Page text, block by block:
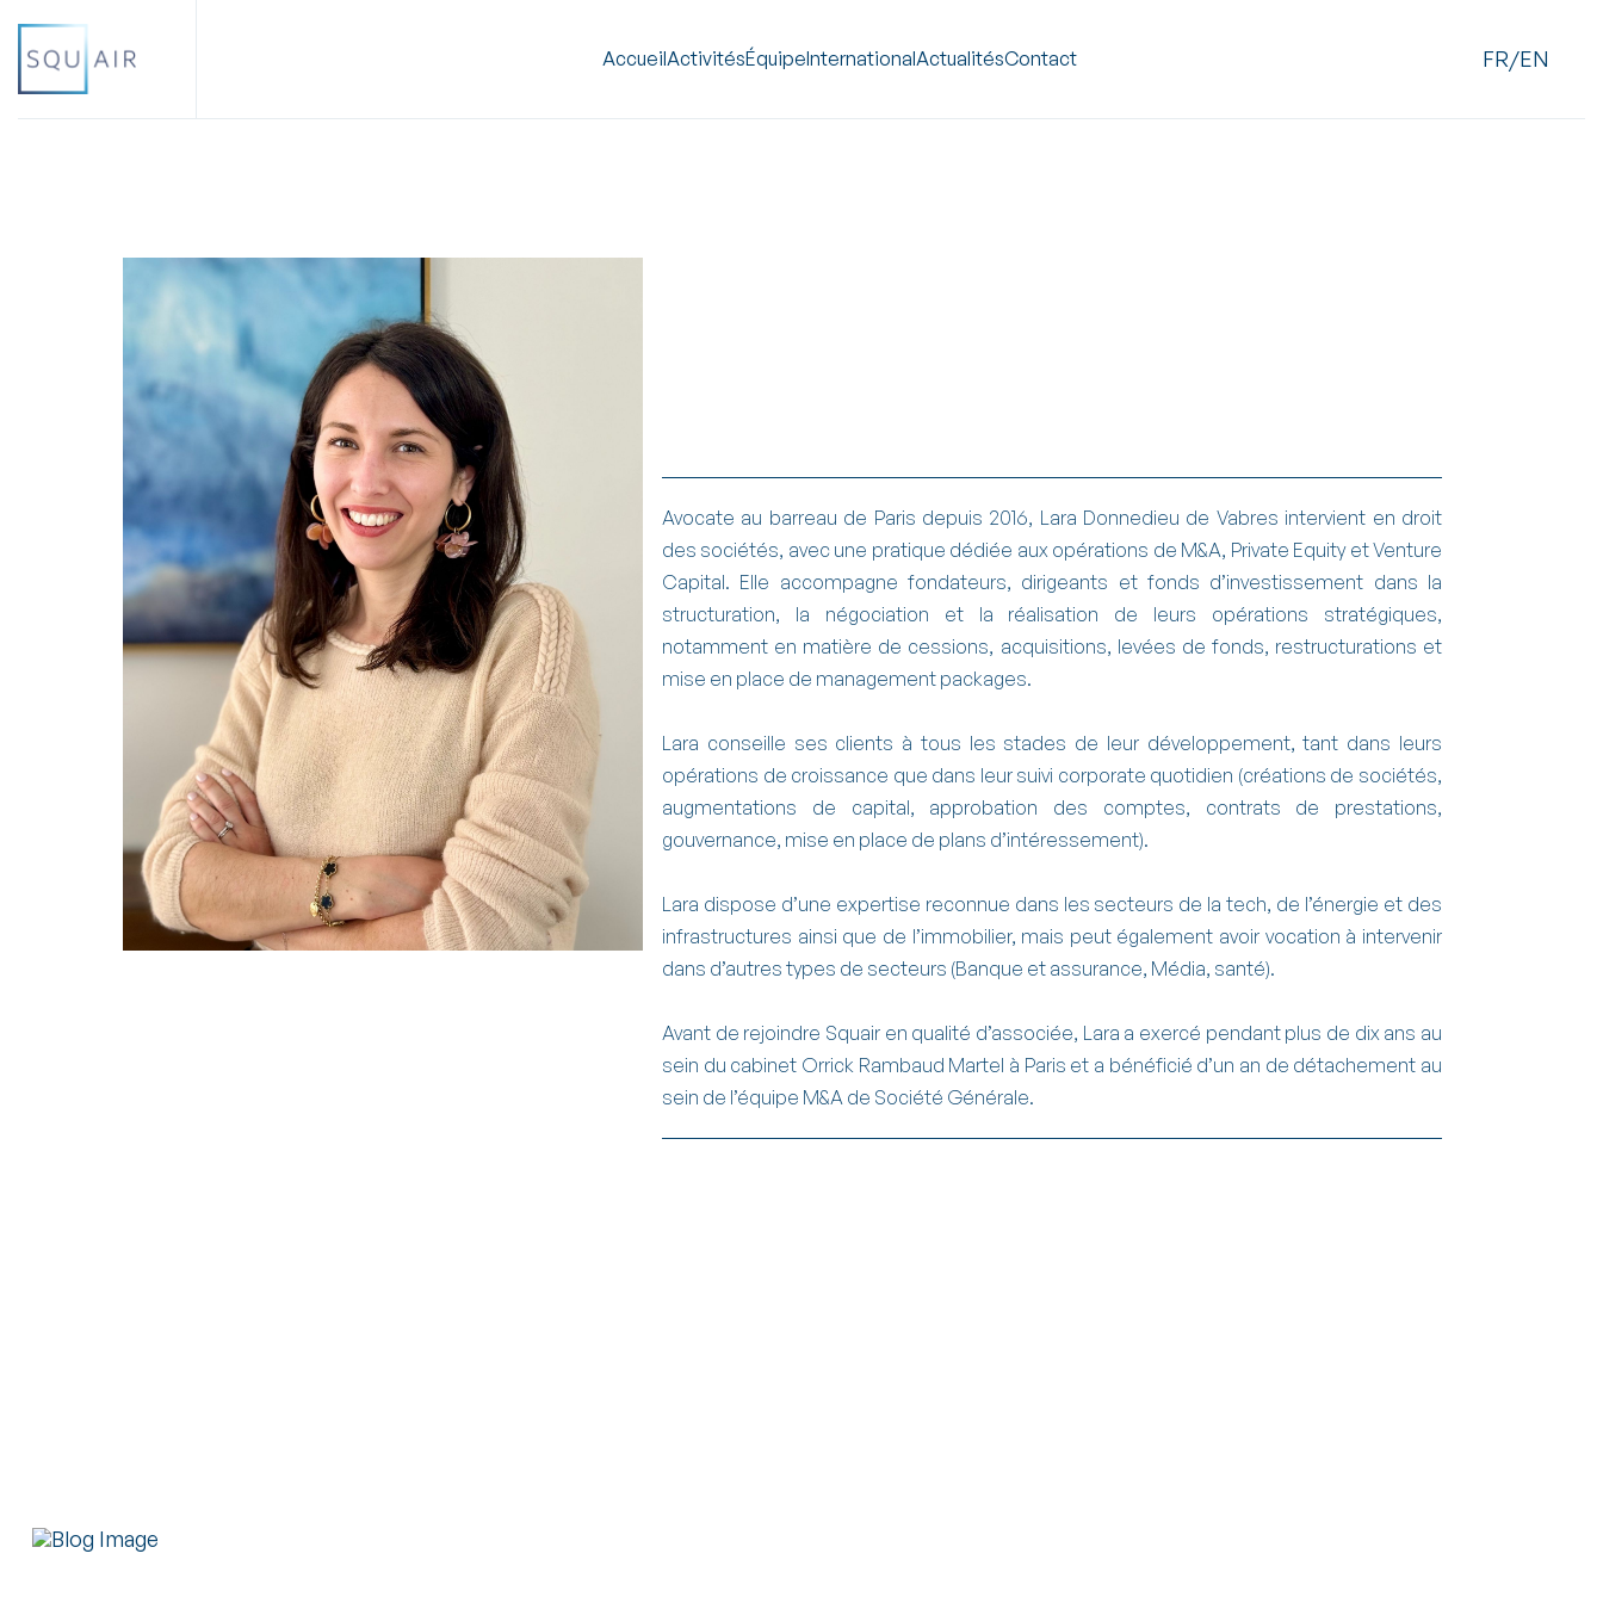
AccueilActivitésÉquipeInternationalActualitésContact FR/EN
Avocate au barreau de Paris depuis 2016, Lara Donnedieu de Vabres intervient en droit
des sociétés, avec une pratique dédiée aux opérations de M&A, Private Equity et Venture
Capital. Elle accompagne fondateurs, dirigeants et fonds d’investissement dans la
structuration, la négociation et la réalisation de leurs opérations stratégiques,
notamment en matière de cessions, acquisitions, levées de fonds, restructurations et
mise en place de management packages.
Lara conseille ses clients à tous les stades de leur développement, tant dans leurs
opérations de croissance que dans leur suivi corporate quotidien (créations de sociétés,
augmentations de capital, approbation des comptes, contrats de prestations,
gouvernance, mise en place de plans d’intéressement).
Lara dispose d’une expertise reconnue dans les secteurs de la tech, de l’énergie et des
infrastructures ainsi que de l’immobilier, mais peut également avoir vocation à intervenir
dans d’autres types de secteurs (Banque et assurance, Média, santé).
Avant de rejoindre Squair en qualité d’associée, Lara a exercé pendant plus de dix ans au
sein du cabinet Orrick Rambaud Martel à Paris et a bénéficié d’un an de détachement au
sein de l’équipe M&A de Société Générale.